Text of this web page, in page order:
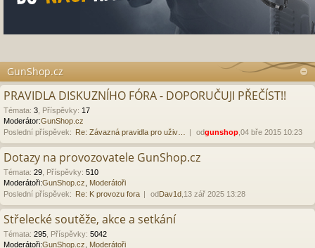
GunShop.cz
PRAVIDLA DISKUZNÍHO FÓRA - DOPORUČUJI PŘEČÍST!!
Témata: 3 Příspěvky: 17
Moderátor:GunShop.cz
Poslední příspěvek: Re: Závazná pravidla pro uživ… odgunshop ,04 bře 2015 10:23
Dotazy na provozovatele GunShop.cz
Témata: 29 Příspěvky: 510
Moderátoři:GunShop.cz
Moderátoři
Poslední příspěvek: Re: K provozu fora odDav1d ,13 zář 2025 13:28
Střelecké soutěže, akce a setkání
Témata: 295 Příspěvky: 5042
Moderátoři:GunShop.cz
Moderátoři